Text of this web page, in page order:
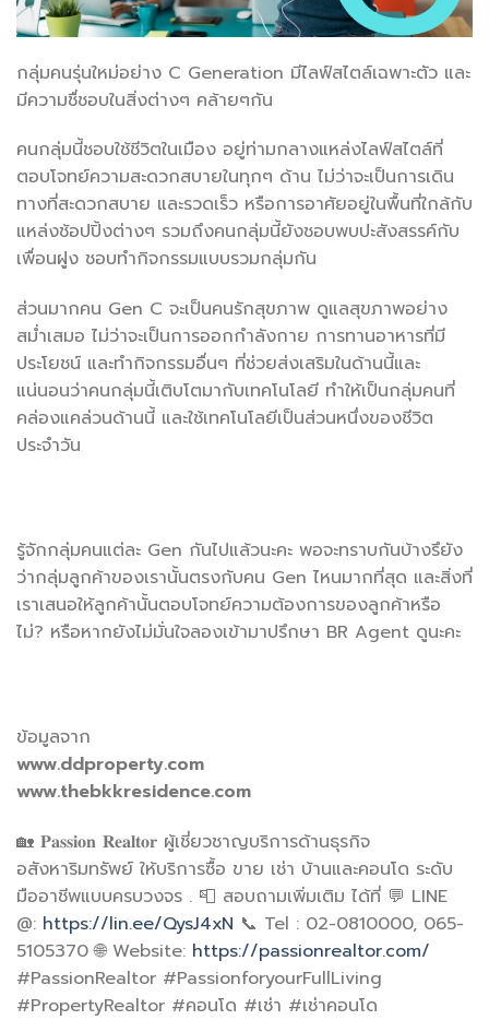
กลุ่มคนรุ่นใหม่อย่าง C Generation มีไลฟ์สไตล์เฉพาะตัว และ
มีความชื่ชอบในสิ่งต่างๆ คล้ายๆกัน
คนกลุ่มนี้ชอบใช้ชีวิตในเมือง อยู่ท่ามกลางแหล่งไลฟ์สไตล์ที่
ตอบโจทย์ความสะดวกสบายในทุกๆ ด้าน ไม่ว่าจะเป็นการเดิน
ทางที่สะดวกสบาย และรวดเร็ว หรือการอาศัยอยู่ในพื้นที่ใกล้กับ
แหล่งช้อปปิ้งต่างๆ รวมถึงคนกลุ่มนี้ยังชอบพบปะสังสรรค์กับ
เพื่อนฝูง ชอบทำกิจกรรมแบบรวมกลุ่มกัน
ส่วนมากคน Gen C จะเป็นคนรักสุขภาพ ดูแลสุขภาพอย่าง
สม่ำเสมอ ไม่ว่าจะเป็นการออกกำลังกาย การทานอาหารที่มี
ประโยชน์ และทำกิจกรรมอื่นๆ ที่ช่วยส่งเสริมในด้านนี้และ
แน่นอนว่าคนกลุ่มนี้เติบโตมากับเทคโนโลยี ทำให้เป็นกลุ่มคนที่
คล่องแคล่วนด้านนี้ และใช้เทคโนโลยีเป็นส่วนหนึ่งของชีวิต
ประจำวัน
รู้จักกลุ่มคนแต่ละ Gen กันไปแล้วนะคะ พอจะทราบกันบ้างรึยัง
ว่ากลุ่มลูกค้าของเรานั้นตรงกับคน Gen ไหนมากที่สุด และสิ่งที่
เราเสนอให้ลูกค้านั้นตอบโจทย์ความต้องการของลูกค้าหรือ
ไม่? หรือหากยังไม่มั่นใจลองเข้ามาปรึกษา BR Agent ดูนะคะ
ข้อมูลจาก
www.ddproperty.com
www.thebkkresidence.com
🏡 𝐏𝐚𝐬𝐬𝐢𝐨𝐧 𝐑𝐞𝐚𝐥𝐭𝐨𝐫 ผู้เชี่ยวชาญบริการด้านธุรกิจ
อสังหาริมทรัพย์ ให้บริการซื้อ ขาย เช่า บ้านและคอนโด ระดับ
มืออาชีพแบบครบวงจร . 📮 สอบถามเพิ่มเติม ได้ที่ 💬 LINE
@: https://lin.ee/QysJ4xN 📞 Tel : 02-0810000, 065-
5105370 🌐 Website: https://passionrealtor.com/
#PassionRealtor #PassionforyourFullLiving
#PropertyRealtor #คอนโด #เช่า #เช่าคอนโด